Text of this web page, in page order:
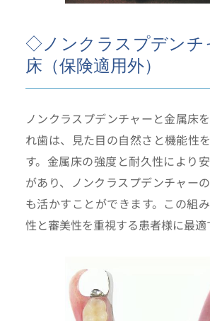
◇ノンクラスプデンチ
床（保険適用外）
ノンクラスプデンチャーと金属床
れ歯は、見た目の自然さと機能性
す。金属床の強度と耐久性により
があり、ノンクラスプデンチャー
も活かすことができます。この組
性と審美性を重視する患者様に最適